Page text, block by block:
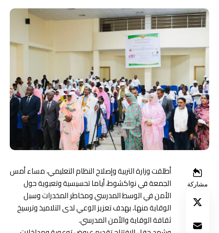
مشاركة
أطلقت وزارة التربية وإصلاح النظام التعليمي، مساء أمس
الجمعة في نواكشوط، أياما تحسيسية وتعبوية حول
الأمن في الوسط المدرسي ومخاطر المخدرات وسبل
الوقاية منها، بهدف تعزيز الوعي لدى التلاميذ وترسيخ
ثقافة الوقاية والأمن المدرسي.